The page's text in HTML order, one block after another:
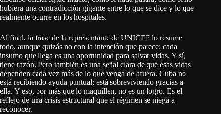
hubiera una contradicción gigante entre lo que se dice y lo que
realmente ocurre en los hospitales.
Al final, la frase de la representante de UNICEF lo resume
todo, aunque quizás no con la intención que parece: cada
insumo que llega es una oportunidad para salvar vidas. Y sí,
tiene razón. Pero también es una señal clara de que esas vidas
dependen cada vez más de lo que venga de afuera. Cuba no
está recibiendo ayuda puntual; está sobreviviendo gracias a
ella. Y eso, por más que lo maquillen, no es un logro. Es el
reflejo de una crisis estructural que el régimen se niega a
reconocer.